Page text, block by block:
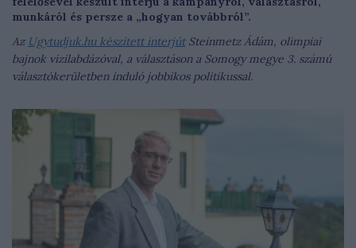
munkáról és persze a „hogyan továbbról”.
Az Ugytudjuk.hu készített interjútSteinmetz Ádám, olimpiai
bajnok vizilabdázóval, a választáson a Somogy megye 3. számú
választókerületben induló jobbikos politikussal.